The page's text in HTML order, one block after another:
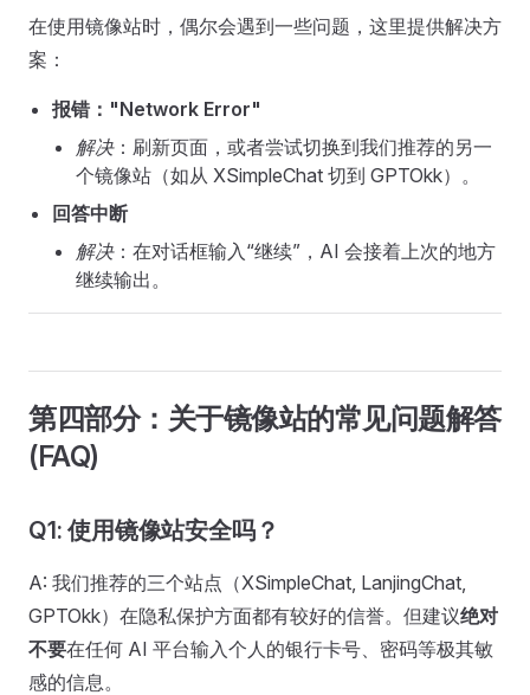
在使用镜像站时，偶尔会遇到一些问题，这里提供解决方
案：
报错："Network Error"
解决：刷新页面，或者尝试切换到我们推荐的另一
个镜像站（如从 XSimpleChat 切到 GPTOkk）。
回答中断
解决：在对话框输入“继续”，AI 会接着上次的地方
继续输出。
第四部分：关于镜像站的常见问题解答
(FAQ)
Q1: 使用镜像站安全吗？
A: 我们推荐的三个站点（XSimpleChat, LanjingChat,
GPTOkk）在隐私保护方面都有较好的信誉。但建议绝对
不要在任何 AI 平台输入个人的银行卡号、密码等极其敏
感的信息。